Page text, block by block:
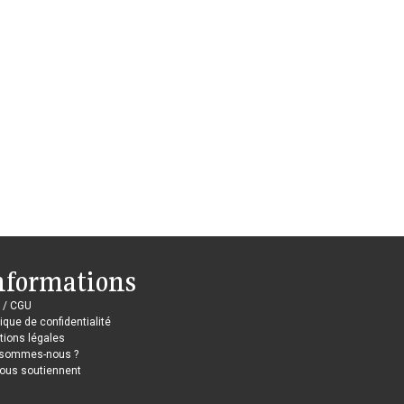
/ CGU
de confidentialité
légales
nous ?
soutiennent